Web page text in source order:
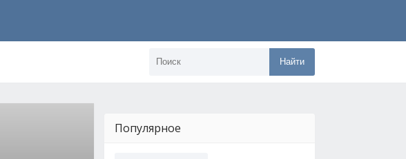
Найти
Популярное